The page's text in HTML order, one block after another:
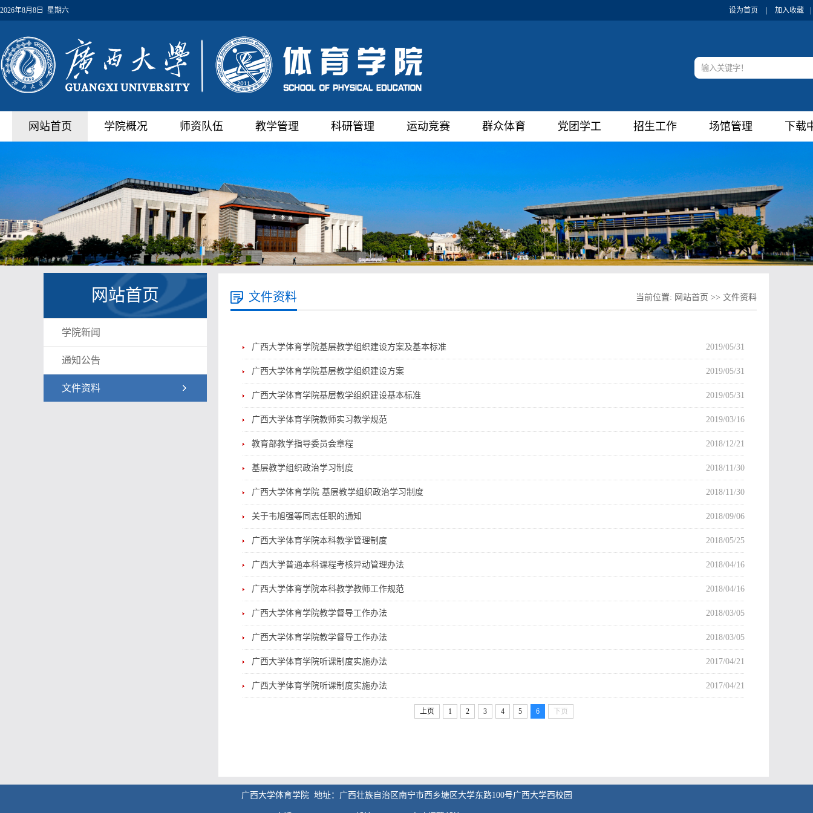
2026年8月8日 星期六 设为首页 加入收藏
网站首页 学院概况 师资队伍 教学管理 科研管理 运动竞赛 群众体育 党团学工 招生工作 场馆管理 下载
网站首页
学院新闻
通知公告
文件资料
文件资料 当前位置: 网站首页 >> 文件资料
广西大学体育学院基层教学组织建设方案及基本标准 2019/05/31
广西大学体育学院基层教学组织建设方案 2019/05/31
广西大学体育学院基层教学组织建设基本标准 2019/05/31
广西大学体育学院教师实习教学规范 2019/03/16
教育部教学指导委员会章程 2018/12/21
基层教学组织政治学习制度 2018/11/30
广西大学体育学院 基层教学组织政治学习制度 2018/11/30
关于韦旭强等同志任职的通知 2018/09/06
广西大学体育学院本科教学管理制度 2018/05/25
广西大学普通本科课程考核异动管理办法 2018/04/16
广西大学体育学院本科教学教师工作规范 2018/04/16
广西大学体育学院教学督导工作办法 2018/03/05
广西大学体育学院教学督导工作办法 2018/03/05
广西大学体育学院听课制度实施办法 2017/04/21
广西大学体育学院听课制度实施办法 2017/04/21
上页 1 2 3 4 5 6 下页
广西大学体育学院 地址：广西壮族自治区南宁市西乡塘区大学东路100号广西大学西校园